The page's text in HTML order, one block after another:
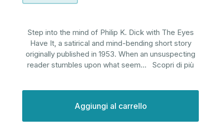
Step into the mind of Philip K. Dick with The Eyes
Have It, a satirical and mind-bending short story
originally published in 1953. When an unsuspecting
reader stumbles upon what seem... Scopri di più